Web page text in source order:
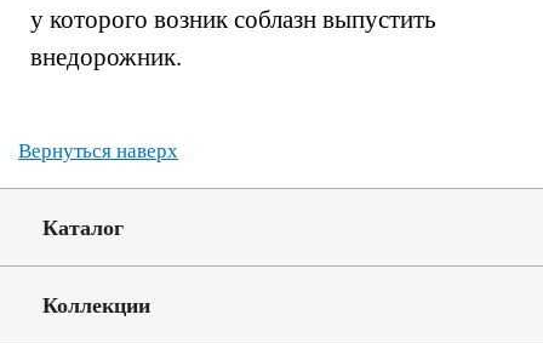
у которого возник соблазн выпустить
внедорожник.
Вернуться наверх
Каталог
Коллекции